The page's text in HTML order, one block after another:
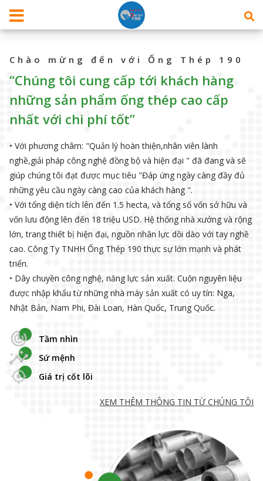
Chào mừng đến với Ống Thép 190
“Chúng tôi cung cấp tới khách hàng
những sản phẩm ống thép cao cấp
nhất với chi phí tốt”
• Với phương châm: "Quản lý hoàn thiện,nhân viên lành
nghề,giải pháp công nghệ đồng bộ và hiện đại " đã đang và sẽ
giúp chúng tôi đạt được mục tiêu "Đáp ứng ngày càng đầy đủ
những yêu cầu ngày càng cao của khách hàng ".
• Với tổng diện tích lên đến 1.5 hecta, và tổng số vốn sở hữu và
vốn lưu động lên đến 18 triệu USD. Hệ thống nhà xưởng và rộng
lớn, trang thiết bị hiện đại, nguồn nhân lực dồi dào với tay nghề
cao. Công Ty TNHH Ống Thép 190 thực sự lớn mạnh và phát
triển.
• Dây chuyền công nghệ, năng lực sản xuất. Cuộn nguyên liệu
được nhập khẩu từ những nhà máy sản xuất có uy tín: Nga,
Nhật Bản, Nam Phi, Đài Loan, Hàn Quốc, Trung Quốc.
Tầm nhìn
Sứ mệnh
Giá trị cốt lõi
XEM THÊM THÔNG TIN TỪ CHÚNG TÔI